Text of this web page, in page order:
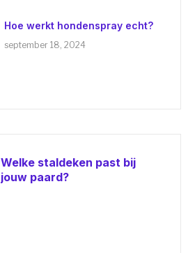
Hoe werkt hondenspray echt?
september 18, 2024
Welke staldeken past bij
jouw paard?